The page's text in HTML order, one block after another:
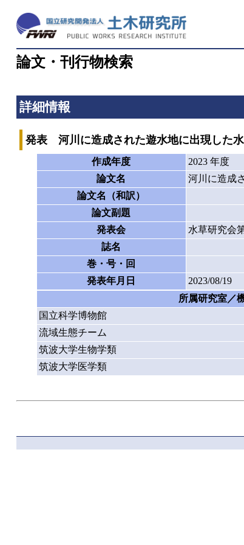
論文・刊行物検索
詳細情報
発表 河川に造成された遊水地に出現した
作成年度
2023 年度
論文名
河川に造成
論文名（和訳）
論文副題
発表会
水草研究会
誌名
巻・号・回
発表年月日
2023/08/19
所属研究室／
国立科学博物館
流域生態チーム
筑波大学生物学類
筑波大学医学類